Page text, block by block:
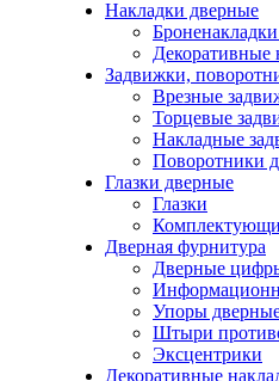
Накладки дверные
Декоративные
Задвижки,
Врезные
Торцевые
Накладные
Поворотники
Глазки дверные
Глазки
Дверная фурнитура
Дверные
Упоры
Штыри
Эксцентрики
Декоративные